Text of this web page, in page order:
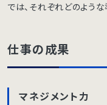
では、それぞれどのよう
仕事の成果
マネジメント力